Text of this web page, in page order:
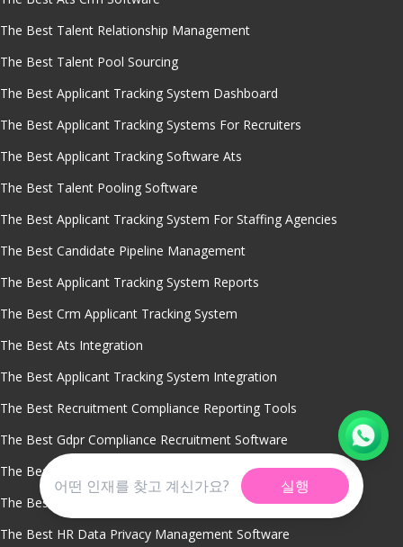
실행
The Best Talent Relationship Management
The Best Talent Pool Sourcing
The Best Applicant Tracking System Dashboard
The Best Applicant Tracking Systems For Recruiters
The Best Applicant Tracking Software Ats
The Best Talent Pooling Software
The Best Applicant Tracking System For Staffing Agencies
The Best Candidate Pipeline Management
The Best Applicant Tracking System Reports
The Best Crm Applicant Tracking System
The Best Ats Integration
The Best Applicant Tracking System Integration
The Best Recruitment Compliance Reporting Tools
The Best Gdpr Compliance Recruitment Software
The Best Machine Learning Recruitment Software
The Best Global Hiring Process Compliance System
The Best HR Data Privacy Management Software